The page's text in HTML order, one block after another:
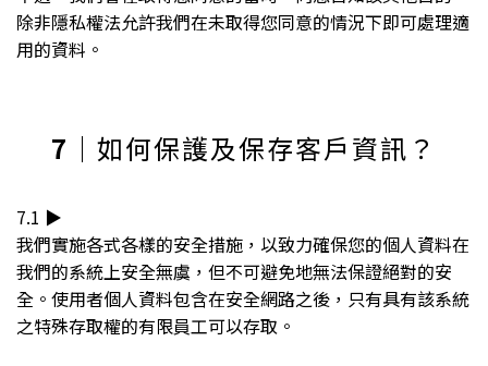
除非隱私權法允許我們在未取得您同意的情況下即可處理適
用的資料。
7 ｜如何保護及保存客戶資訊？
7.1 ▶︎
我們實施各式各樣的安全措施，以致力確保您的個人資料在
我們的系統上安全無虞，但不可避免地無法保證絕對的安
全。使用者個人資料包含在安全網路之後，只有具有該系統
之特殊存取權的有限員工可以存取。